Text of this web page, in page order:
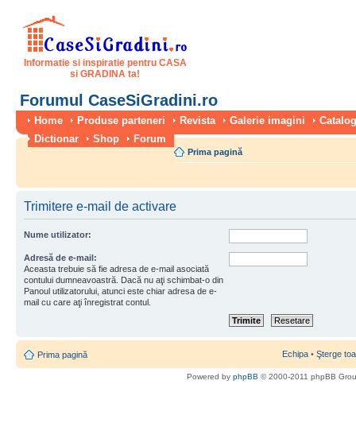
Informatie si inspiratie pentru CASA
si GRADINA ta!
Forumul CaseSiGradini.ro
Home Produse parteneri Revista Galerie imagini
Dictionar
Shop Forum
Prima pagină
Trimitere e-mail de activare
Nume utilizator:
Adresă de e-mail:
Aceasta trebuie să fie adresa de e-mail asociată
contului dumneavoastră. Dacă nu aţi schimbat-o din
Panoul utilizatorului, atunci este chiar adresa de e-
mail cu care aţi înregistrat contul.
Prima pagină Echipa • Şterge
Powered by phpBB © 2000-2011 phpBB